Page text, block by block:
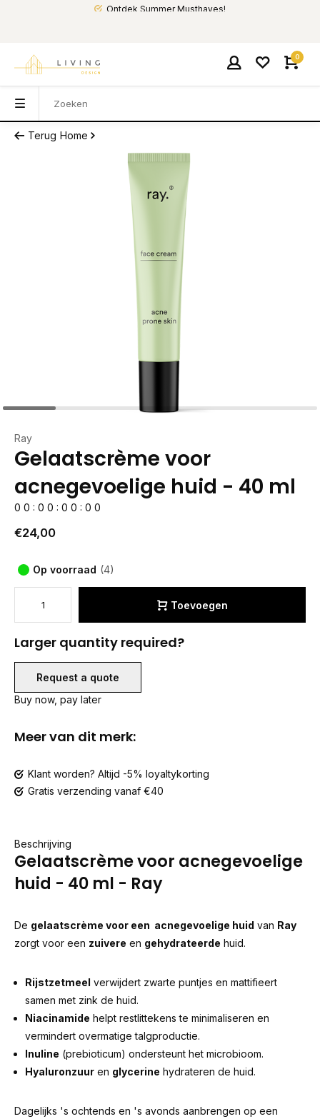
Ontdek Summer Musthaves!
0
Terug Home
Ray
Gelaatscrème voor
acnegevoelige huid - 40 ml
0 0 : 0 0 : 0 0 : 0 0
€24,00
Op voorraad (4)
Toevoegen
Larger quantity required?
Request a quote
Buy now, pay later
Meer van dit merk:
Klant worden? Altijd -5% loyaltykorting
Gratis verzending vanaf €40
Beschrijving
Gelaatscrème voor acnegevoelige
huid - 40 ml - Ray
De gelaatscrème voor een acnegevoelige huid van Ray
zorgt voor een zuivere en gehydrateerde huid.
Rijstzetmeel verwijdert zwarte puntjes en mattifieert
samen met zink de huid.
Niacinamide helpt restlittekens te minimaliseren en
vermindert overmatige talgproductie.
Inuline (prebioticum) ondersteunt het microbioom.
Hyaluronzuur en glycerine hydrateren de huid.
Dagelijks 's ochtends en 's avonds aanbrengen op een